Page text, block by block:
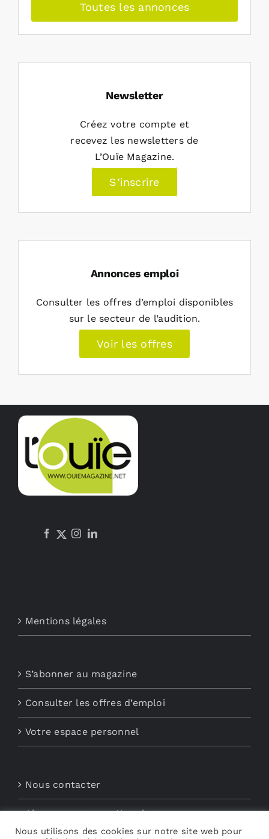
Toutes les annonces
Newsletter
Créez votre compte et
recevez les newsletters de
L’Ouïe Magazine.
S’inscrire
Annonces emploi
Consulter les offres d’emploi disponibles
sur le secteur de l’audition.
Voir les offres
Mentions légales
S’abonner au magazine
Consulter les offres d’emploi
Votre espace personnel
Nous contacter
Abonnements aux Newsletters
Nous utilisons des cookies sur notre site web pour